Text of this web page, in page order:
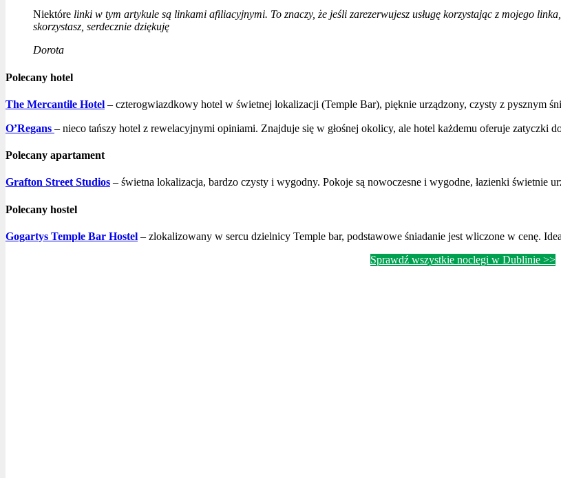
Niektóre linki w tym artykule są linkami afiliacyjnymi. To znaczy, że jeśli zarezerwujesz usługę korzystając z mojego
skorzystasz, serdecznie dziękuję
Dorota
Polecany hotel
The Mercantile Hotel – czterogwiazdkowy hotel w świetnej lokalizacji (Temple Bar), pięknie urządzony, czysty z pysznym
O’Regans – nieco tańszy hotel z rewelacyjnymi opiniami. Znajduje się w głośnej okolicy, ale hotel każdemu oferuje zatyczki
Polecany apartament
Grafton Street Studios – świetna lokalizacja, bardzo czysty i wygodny. Pokoje są nowoczesne i wygodne, łazienki świetnie
Polecany hostel
Gogartys Temple Bar Hostel – zlokalizowany w sercu dzielnicy Temple bar, podstawowe śniadanie jest wliczone w cenę.
Sprawdź wszystkie noclegi w Dublinie >>